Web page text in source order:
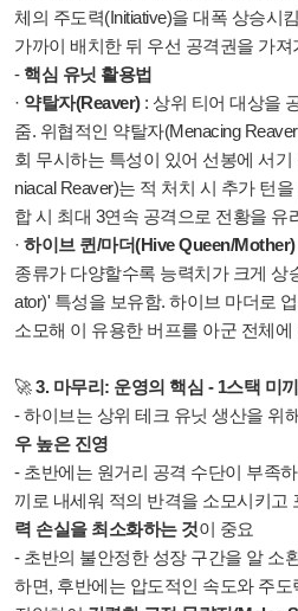
체의 주도력(Initiative)을 대폭 상승시
가까이 배치한 뒤 우선 공격권을 가
- 핵심 유닛 활용법
· 약탈자(Reaver): 상위 티어 대상을
줌. 위협적인 약탈자(Menacing
회 무시하는 특성이 있어 선봉에 서
niacal Reaver)는 적 처치 시 추가 턴
합 시 최대 3연속 공격으로 전황을 유
· 하이브 퀸/마더(Hive Queen/Mother)
종류가 다양할수록 능력치가 크게 상
ator)' 특성을 보유함. 하이브 마더로
소모해 이 유용한 버프를 아군 전체에
🚀3. 마무리: 운영의 핵심 - 1스택 미
- 하이브는 상위 테크 유닛 생산을 위
우 높은 진영
- 초반에는 원거리 공격 수단이 부족
끼로 내세워 적의 반격을 소모시키고
력 손실을 최소화하는 것이 중요
- 초반의 불안정한 성장 구간을 알 소
하면, 후반에는 압도적인 속도와 주